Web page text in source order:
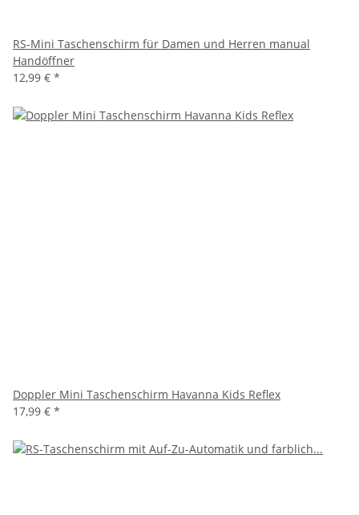
RS-Mini Taschenschirm für Damen und Herren manual
Handöffner
12,99 € *
Doppler Mini Taschenschirm Havanna Kids Reflex
17,99 € *